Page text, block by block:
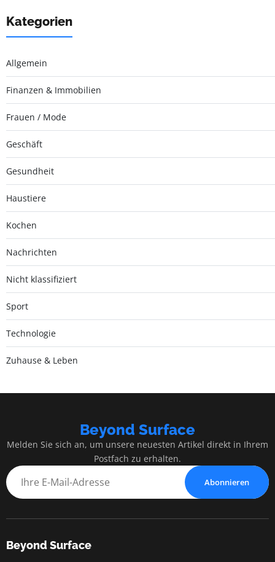
Kategorien
Allgemein
Finanzen & Immobilien
Frauen / Mode
Geschäft
Gesundheit
Haustiere
Kochen
Nachrichten
Nicht klassifiziert
Sport
Technologie
Zuhause & Leben
Beyond Surface
Melden Sie sich an, um unsere neuesten Artikel direkt in Ihrem
Postfach zu erhalten.
Abonnieren
Beyond Surface